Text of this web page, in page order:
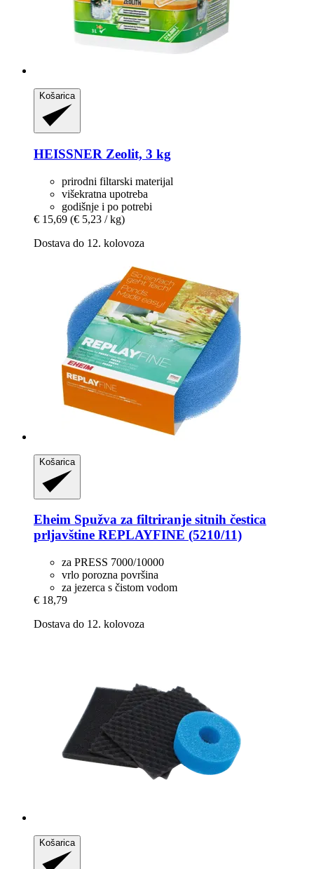
Košarica
HEISSNER Zeolit, 3 kg
prirodni filtarski materijal
višekratna upotreba
godišnje i po potrebi
€ 15,69 (€ 5,23 / kg)
Dostava do 12. kolovoza
Košarica
Eheim Spužva za filtriranje sitnih čestica
prljavštine REPLAYFINE (5210/11)
za PRESS 7000/10000
vrlo porozna površina
za jezerca s čistom vodom
€ 18,79
Dostava do 12. kolovoza
Košarica